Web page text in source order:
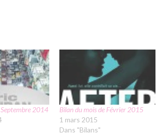
2014
Bilan du mois de Février 2015
1 mars 2015
Dans "Bilans"